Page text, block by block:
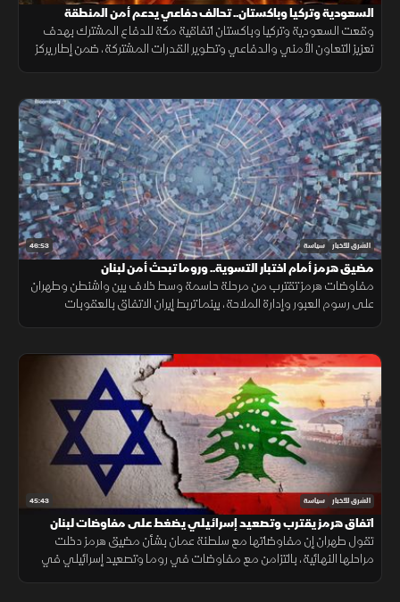
السعودية وتركيا وباكستان.. تحالف دفاعي يدعم أمن المنطقة
وقعت السعودية وتركيا وباكستان اتفاقية مكة للدفاع المشترك بهدف
تعزيز التعاون الأمني والدفاعي وتطوير القدرات المشتركة، ضمن إطار يركز
46:53 الشرق للأخبار سياسة
مضيق هرمز أمام اختبار التسوية.. وروما تبحث أمن لبنان
مفاوضات هرمز تقترب من مرحلة حاسمة وسط خلاف بين واشنطن وطهران
على رسوم العبور وإدارة الملاحة، بينما تربط إيران الاتفاق بالعقوبات
45:43 الشرق للأخبار سياسة
اتفاق هرمز يقترب وتصعيد إسرائيلي يضغط على مفاوضات لبنان
تقول طهران إن مفاوضاتها مع سلطنة عمان بشأن مضيق هرمز دخلت
مراحلها النهائية، بالتزامن مع مفاوضات في روما وتصعيد إسرائيلي في